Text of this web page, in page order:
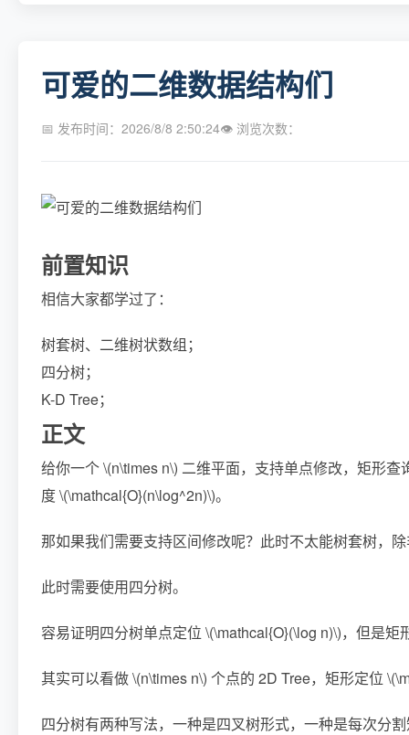
可爱的二维数据结构们
📅 发布时间：2026/8/8 2:50:24👁 浏览次数：
前置知识
相信大家都学过了：
树套树、二维树状数组；
四分树；
K-D Tree；
正文
给你一个\(n\times n\) 二维平面，支持单点修改，矩形
度\(\mathcal{O}(n\log^2n)\)。
那如果我们需要支持区间修改呢？此时不太能树套树，
此时需要使用四分树。
容易证明四分树单点定位 \(\mathcal{O}(\log n)\)，但是矩
其实可以看做\(n\times n\) 个点的 2D Tree，矩形定位
四分树有两种写法，一种是四叉树形式，一种是每次分